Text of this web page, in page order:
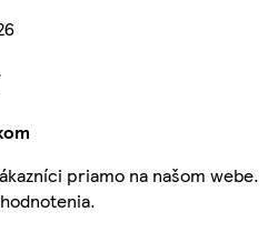
priamo na našom webe.